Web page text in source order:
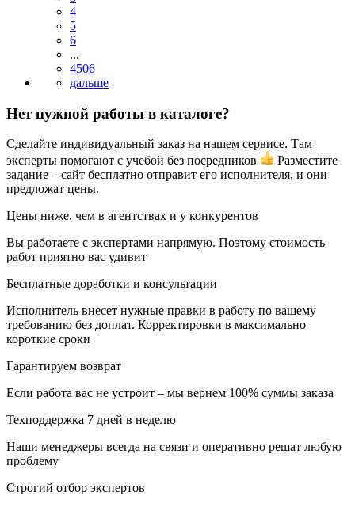
4
5
6
...
4506
Нет нужной работы в каталоге?
Сделайте индивидуальный заказ на нашем сервисе. Там
эксперты помогают с учебой без посредников
Разместите
задание – сайт бесплатно отправит его исполнителя, и они
предложат цены.
Цены ниже, чем в агентствах и у конкурентов
Вы работаете с экспертами напрямую. Поэтому стоимость
работ приятно вас удивит
Бесплатные доработки и консультации
Исполнитель внесет нужные правки в работу по вашему
требованию без доплат. Корректировки в максимально
короткие сроки
Гарантируем возврат
Если работа вас не устроит – мы вернем 100% суммы заказа
Техподдержка 7 дней в неделю
Наши менеджеры всегда на связи и оперативно решат любую
проблему
Строгий отбор экспертов